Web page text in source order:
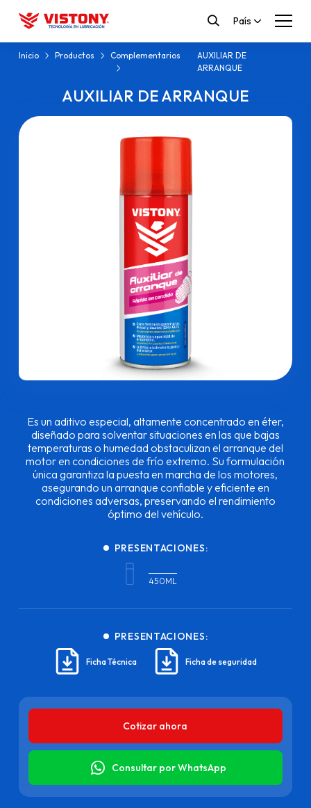
País
Inicio Productos Complementarios
AUXILIAR DE
ARRANQUE
AUXILIAR DE ARRANQUE
Es un aditivo especial, altamente concentrado en éter,
diseñado para solventar situaciones en las que bajas
temperaturas o humedad obstaculizan el arranque del
motor en condiciones de frío extremo. Su formulación
única garantiza la puesta en marcha de los motores,
asegurando un arranque confiable y eficiente en
condiciones adversas, preservando el rendimiento
óptimo del vehículo.
PRESENTACIONES:
450ML
PRESENTACIONES:
Ficha Técnica Ficha de seguridad
Cotizar ahora
Consultar por WhatsApp